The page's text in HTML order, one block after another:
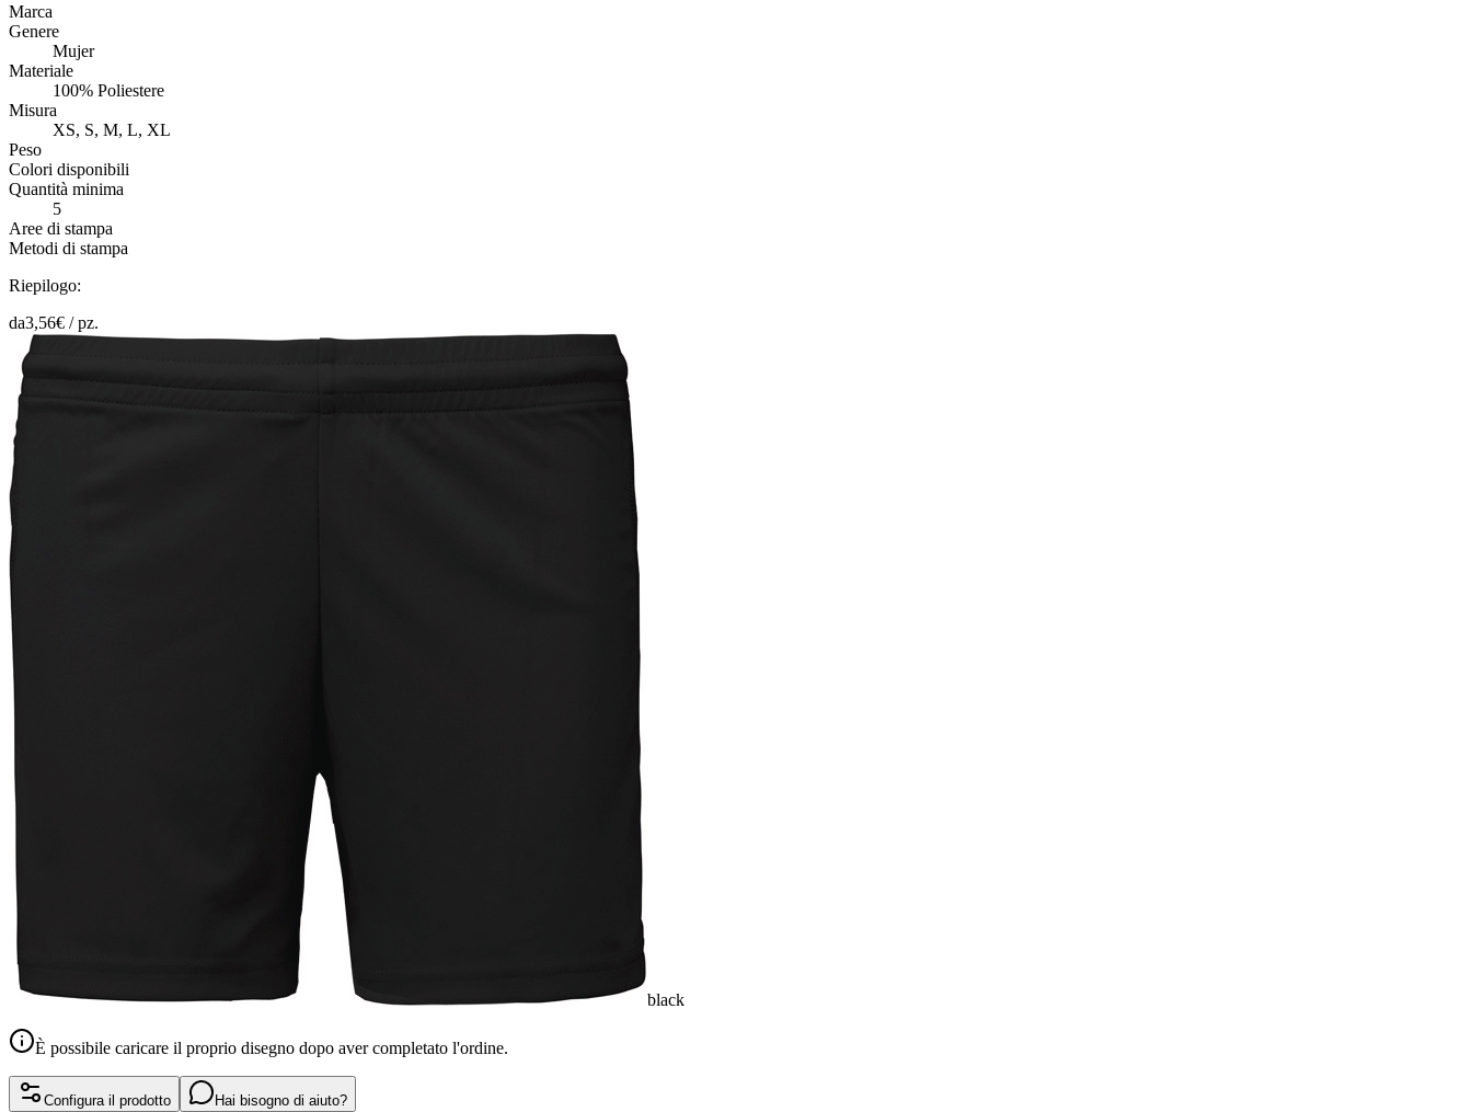
Marca
Genere
Mujer
Materiale
100% Poliestere
Misura
XS, S, M, L, XL
Peso
Colori disponibili
Quantità minima
5
Aree di stampa
Metodi di stampa
Riepilogo:
da3,56€ /pz.
black
È possibile caricare il proprio disegno dopo aver completato l'ordine.
Configura il prodotto Hai bisogno di aiuto?